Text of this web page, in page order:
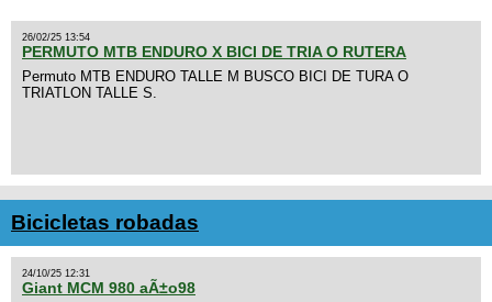
26/02/25 13:54
PERMUTO MTB ENDURO X BICI DE TRIA O RUTERA
Permuto MTB ENDURO TALLE M BUSCO BICI DE TURA O
TRIATLON TALLE S.
Bicicletas robadas
24/10/25 12:31
Giant MCM 980 aÃ±o98